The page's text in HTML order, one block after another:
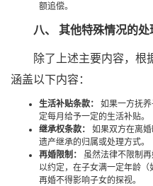
额追偿。
八、 其他特殊情况的处
除了上述主要内容，根
涵盖以下内容：
生活补贴条款：
如果一方抚
定每月给予一定的生活补贴。
继承权条款：
如果双方在离
遗产继承的归属或处理方式。
再婚限制：
虽然法律不限制
以约定，在子女满一定年龄
再婚不得影响子女的探视。